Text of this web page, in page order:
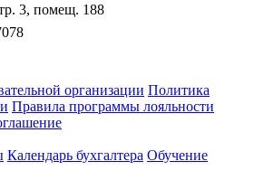
3, помещ. 188
организации Политика
Правила программы лояльности
Календарь бухгалтера Обучение